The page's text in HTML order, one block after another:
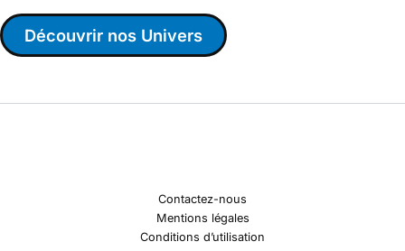
Découvrir nos Univers
Contactez-nous
Mentions légales
Conditions d’utilisation